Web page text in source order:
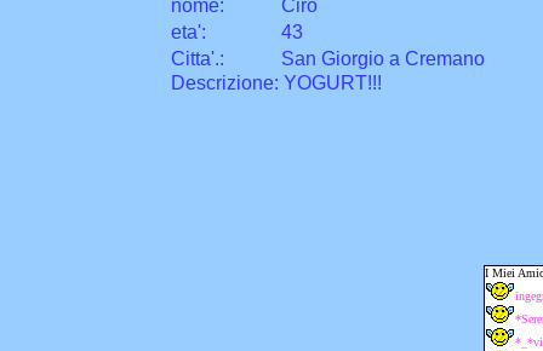
nome:
Ciro
eta':
43
Citta'.:
San Giorgio a Cremano
Descrizione: YOGURT!!!